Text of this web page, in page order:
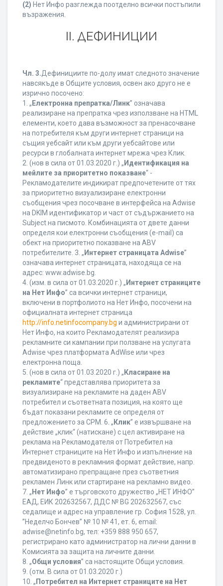
(2) Нет Инфо разглежда поотделно всички постъпили
възражения.
ІІ. ДЕФИНИЦИИ
Чл. 3.Дефинициите по-долу имат следното значение
навсякъде в Общите условия, освен ако друго не е
изрично посочено:
1. „ Електронна препратка/Линк” означава
реализиране на препратка чрез използване на HTML
елементи, което дава възможност за пренасочване
на потребителя към други интернет страници на
същия уебсайт или към други уебсайтове или
ресурси в глобалната интернет мрежа чрез Клик.
2. (нов в сила от 01.03.2020 г.) „ Идентификация на
мейлите за приоритетно показване“ -
Рекламодателите индикират предпочетените от тях
за приоритетно визуализиране електронни
съобщения чрез посочване в интерфейса на Adwise
на DKIM идентификатор и част от съдържанието на
Subject на писмото. Комбинацията от двете данни
определя кои електронни съобщения (e-mail) са
обект на приоритетно показване на ABV
потребителите. 3. „ Интернет страницата Adwise”
означава интернет страницата, находяща се на
адрес: www.adwise.bg.
4. (изм. в сила от 01.03.2020 г.) „ Интернет страниците
на Нет Инфо” са всички интернет страници,
включени в портфолиото на Нет Инфо, посочени на
официалната интернет страница
http://info.netinfocompany.bg и администрирани от
Нет Инфо, на които Рекламодателят реализира
рекламните си кампании при ползване на услугата
Adwise чрез платформата AdWise или чрез
електронна поща.
5. (нов в сила от 01.03.2020 г.) „ Класиране на
рекламите“ представлява приоритета за
визуализиране на рекламите на даден ABV
потребител и съответната позиция, на която ще
бъдат показани рекламите се определя от
предложението за CPM. 6. „ Клик” е извършване на
действие „клик“ (натискане) с цел активиране на
реклама на Рекламодателя от Потребител на
Интернет страниците на Нет Инфо и изпълнение на
предвиденото в рекламния формат действие, напр.
автоматизирано препращане през съответния
рекламен Линк или стартиране на рекламно видео.
7. „ Нет Инфо” е търговското дружество „НЕТ ИНФО”
ЕАД, ЕИК 202632567, ДДС № BG 202632567, със
седалище и адрес на управление гр. София 1528, ул.
”Неделчо Бончев” № 10 № 41, ет. 6, еmail:
adwise@netinfo.bg, тел: +359 888 950 657,
регистрирано като администратор на лични данни в
Комисията за защита на личните данни.
8. „Общи условия” са настоящите Общи условия.
9. (отм. В сила от 01.03.2020 г.)
10. „ Потребител на Интернет страниците на Нет